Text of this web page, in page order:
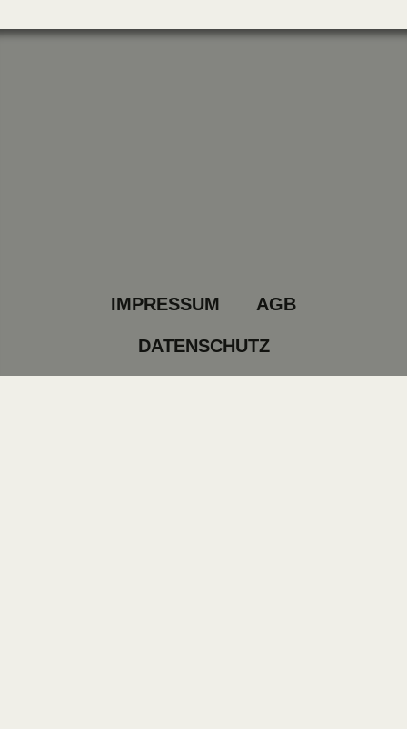
IMPRESSUM AGB
DATENSCHUTZ